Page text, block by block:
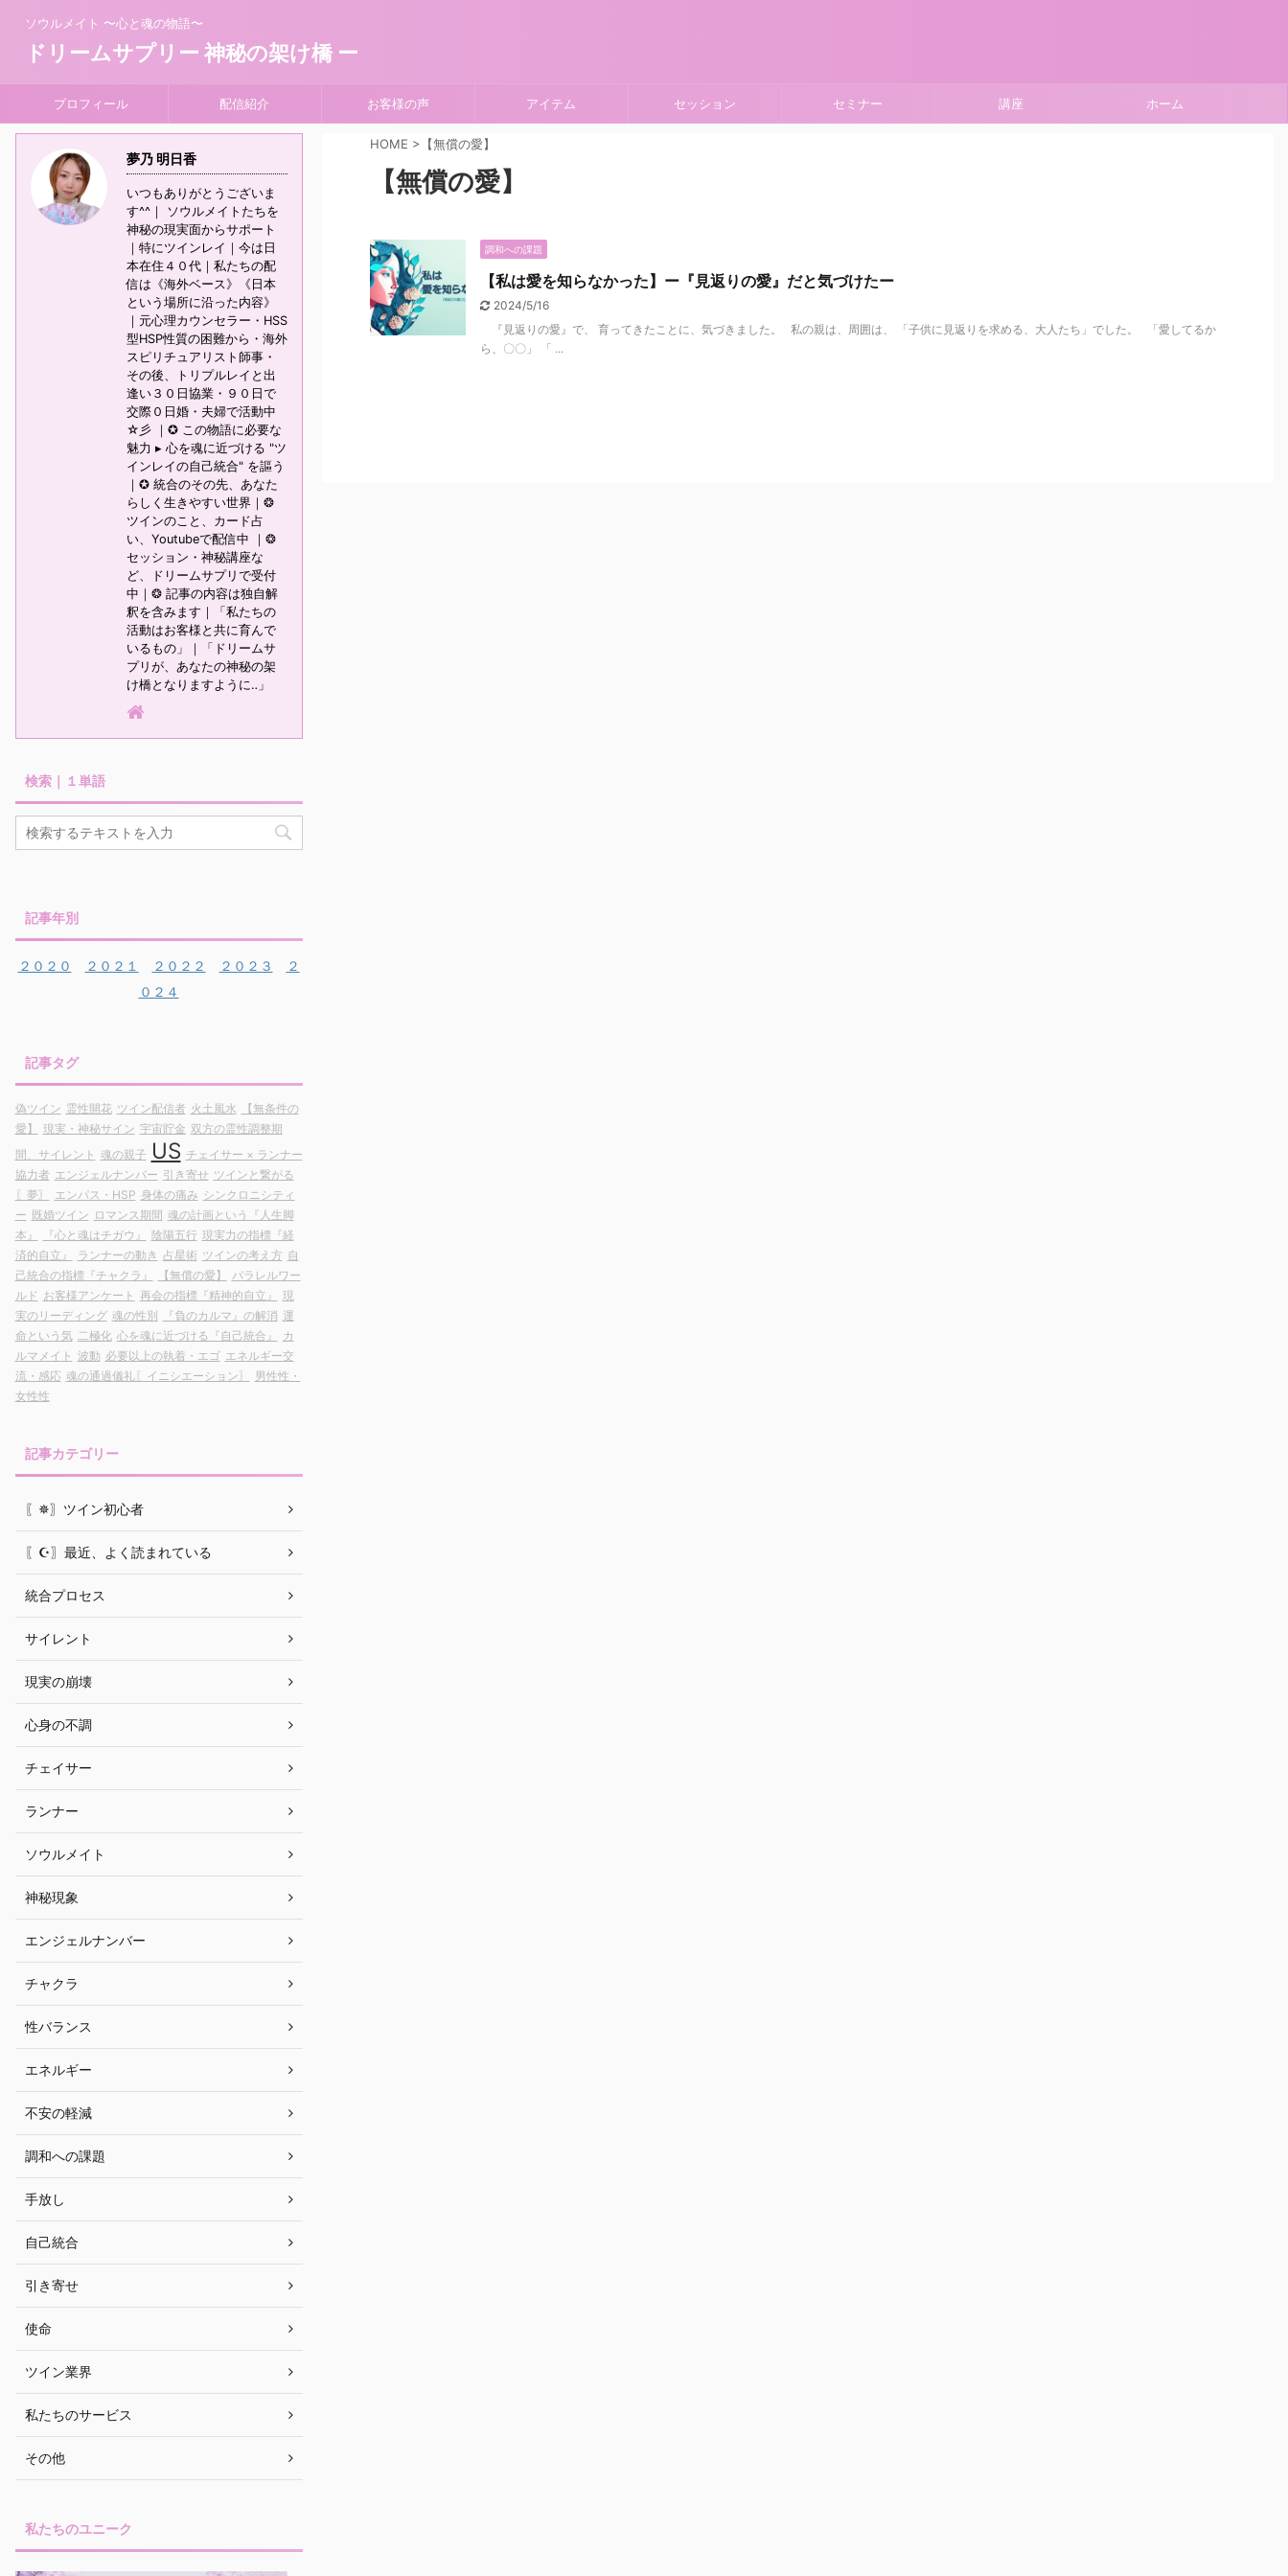
ソウルメイト 〜心と魂の物語〜
ドリームサプリー 神秘の架け橋 ー
プロフィール 配信紹介 お客様の声 アイテム セッション セミナー 講座 ホーム
HOME > 【無償の愛】
【無償の愛】
調和への課題
【私は愛を知らなかった】ー『見返りの愛』だと気づけたー
2024/5/16
『見返りの愛』で、 育ってきたことに、気づきました。 私の親は、周囲は、 「子供に見返りを求める、大人たち」でした。 「愛してるか
ら、〇〇」 「 ...
夢乃 明日香
いつもありがとうございま
す^^｜ ソウルメイトたちを
神秘の現実面からサポート
｜特にツインレイ｜今は日
本在住４０代｜私たちの配
信は《海外ベース》《日本
という場所に沿った内容》
｜元心理カウンセラー・HSS
型HSP性質の困難から・海外
スピリチュアリスト師事・
その後、トリプルレイと出
逢い３０日協業・９０日で
交際０日婚・夫婦で活動中
☆彡 ｜✪ この物語に必要な
魅力 ▸ 心を魂に近づける "ツ
インレイの自己統合" を謳う
｜✪ 統合のその先、あなた
らしく生きやすい世界｜❂
ツインのこと、カード占
い、Youtubeで配信中 ｜❂
セッション・神秘講座な
ど、ドリームサプリで受付
中｜❂ 記事の内容は独自解
釈を含みます｜「私たちの
活動はお客様と共に育んで
いるもの」｜「ドリームサ
プリが、あなたの神秘の架
け橋となりますように‥」
検索｜１単語
記事年別
２０２０ ２０２１ ２０２２ ２０２３
２
０２４
記事タグ
偽ツイン 霊性開花 ツイン配信者 火土風水
【無条件の
愛】
現実・神秘サイン 宇宙貯金 双方の霊性調整期
間、サイレント 魂の親子 US チェイサー × ランナー
協力者 エンジェルナンバー 引き寄せ ツインと繋がる
〖夢〗
エンパス・HSP 身体の痛み シンクロニシティ
ー 既婚ツイン ロマンス期間 魂の計画という『人生脚
本』
『心と魂はチガウ』 陰陽五行 現実力の指標『経
済的自立』
ランナーの動き 占星術 ツインの考え方 自
己統合の指標『チャクラ』
【無償の愛】
パラレルワー
ルド お客様アンケート 再会の指標『精神的自立』
現
実のリーディング 魂の性別 『負のカルマ』の解消 運
命という気 二極化 心を魂に近づける『自己統合』
カ
ルマメイト 波動 必要以上の執着・エゴ エネルギー交
流・感応 魂の通過儀礼〖イニシエーション〗
男性性・
女性性
記事カテゴリー
〖✵〗ツイン初心者
〖☪︎〗最近、よく読まれている
統合プロセス
サイレント
現実の崩壊
心身の不調
チェイサー
ランナー
ソウルメイト
神秘現象
エンジェルナンバー
チャクラ
性バランス
エネルギー
不安の軽減
調和への課題
手放し
自己統合
引き寄せ
使命
ツイン業界
私たちのサービス
その他
私たちのユニーク